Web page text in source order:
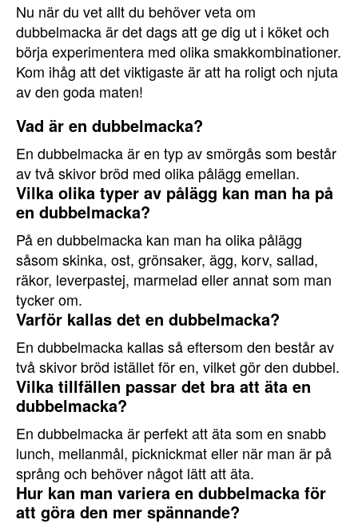
Nu när du vet allt du behöver veta om
dubbelmacka är det dags att ge dig ut i köket och
börja experimentera med olika smakkombinationer.
Kom ihåg att det viktigaste är att ha roligt och njuta
av den goda maten!
Vad är en dubbelmacka?
En dubbelmacka är en typ av smörgås som består
av två skivor bröd med olika pålägg emellan.
Vilka olika typer av pålägg kan man ha på
en dubbelmacka?
På en dubbelmacka kan man ha olika pålägg
såsom skinka, ost, grönsaker, ägg, korv, sallad,
räkor, leverpastej, marmelad eller annat som man
tycker om.
Varför kallas det en dubbelmacka?
En dubbelmacka kallas så eftersom den består av
två skivor bröd istället för en, vilket gör den dubbel.
Vilka tillfällen passar det bra att äta en
dubbelmacka?
En dubbelmacka är perfekt att äta som en snabb
lunch, mellanmål, picknickmat eller när man är på
språng och behöver något lätt att äta.
Hur kan man variera en dubbelmacka för
att göra den mer spännande?